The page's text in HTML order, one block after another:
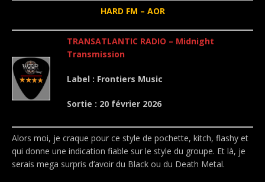
HARD FM – AOR
TRANSATLANTIC RADIO – Midnight
Transmission
Label : Frontiers Music
Sortie : 20 février 2026
Alors moi, je craque pour ce style de pochette, kitch, flashy et
qui donne une indication fiable sur le style du groupe. Et là, je
serais mega surpris d’avoir du Black ou du Death Metal.